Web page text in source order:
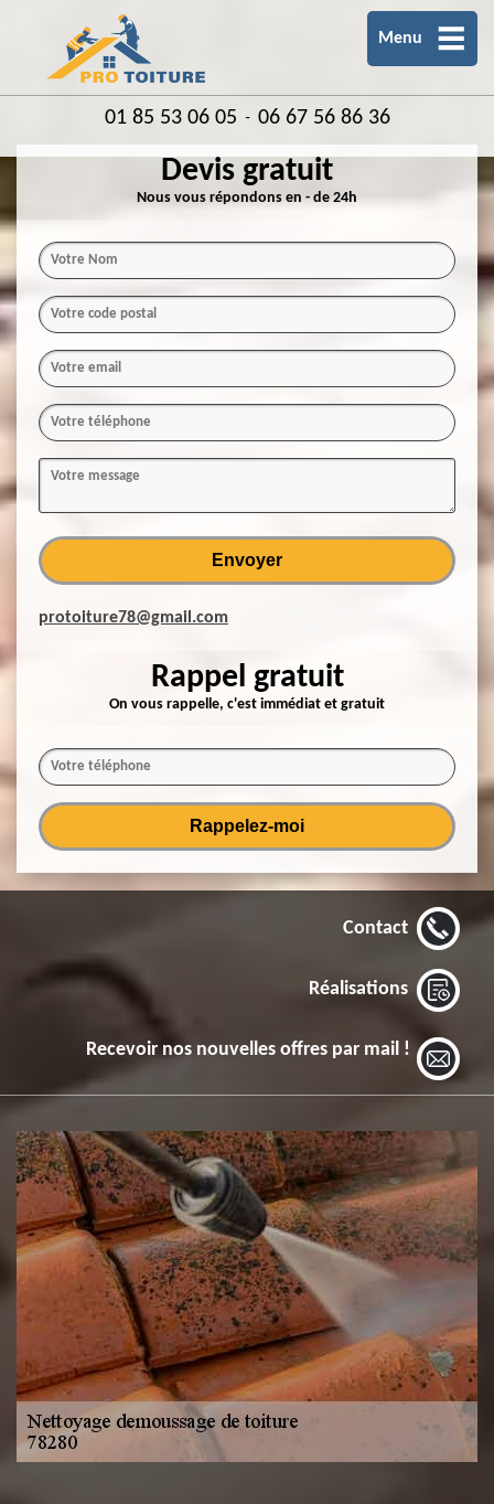
Menu
01 85 53 06 05 - 06 67 56 86 36
Devis gratuit
Nous vous répondons en - de 24h
protoiture78@gmail.com
Rappel gratuit
On vous rappelle, c'est immédiat et gratuit
Contact
Réalisations
Recevoir nos nouvelles offres par mail !